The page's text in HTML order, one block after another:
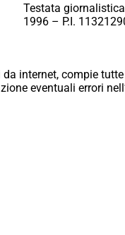
Testata
1996 – P.I.
internet, compie
eventuali errori